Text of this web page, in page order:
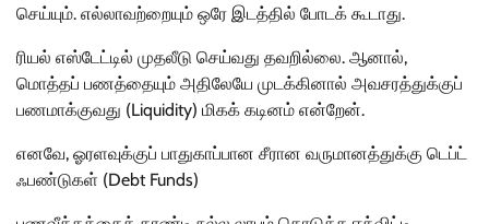
செய்யும். எல்லாவற்றையும் ஒரே இடத்தில் போடக் கூடாது.
ரியல் எஸ்டேட்டில் முதலீடு செய்வது தவறில்லை. ஆனால்,
மொத்தப் பணத்தையும் அதிலேயே முடக்கினால் அவசரத்துக்குப்
பணமாக்குவது (Liquidity) மிகக் கடினம் என்றேன்.
எனவே, ஓரளவுக்குப் பாதுகாப்பான சீரான வருமானத்துக்கு டெப்ட்
ஃபண்டுகள் (Debt Funds)